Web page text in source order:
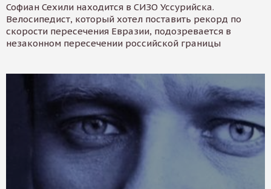
Софиан Сехили находится в СИЗО Уссурийска.
Велосипедист, который хотел поставить рекорд по
скорости пересечения Евразии, подозревается в
незаконном пересечении российской границы